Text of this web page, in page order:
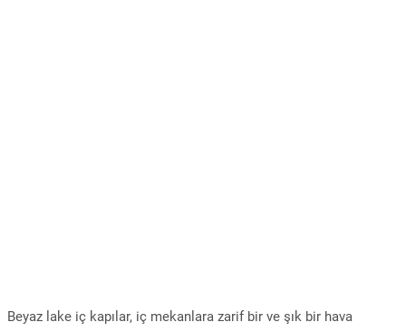
Beyaz lake iç kapılar, iç mekanlara zarif bir ve şık bir hava